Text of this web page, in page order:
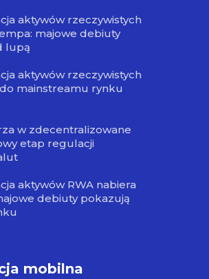
aktywów rzeczywistych
majowe debiuty
lupą
aktywów rzeczywistych
mainstreamu rynku
w zdecentralizowane
etap regulacji
aktywów RWA nabiera
debiuty pokazują
mobilna